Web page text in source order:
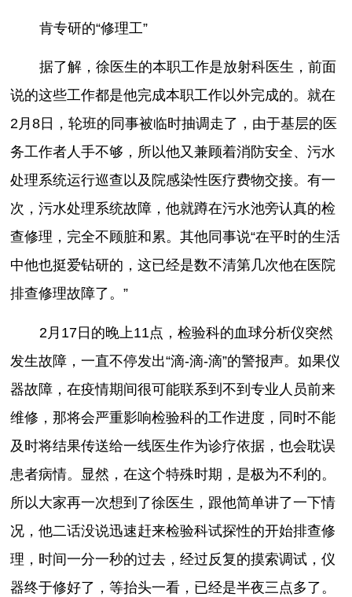
肯专研的“修理工”
据了解，徐医生的本职工作是放射科医生，前面
说的这些工作都是他完成本职工作以外完成的。就在
2月8日，轮班的同事被临时抽调走了，由于基层的医
务工作者人手不够，所以他又兼顾着消防安全、污水
处理系统运行巡查以及院感染性医疗费物交接。有一
次，污水处理系统故障，他就蹲在污水池旁认真的检
查修理，完全不顾脏和累。其他同事说“在平时的生活
中他也挺爱钻研的，这已经是数不清第几次他在医院
排查修理故障了。”
2月17日的晚上11点，检验科的血球分析仪突然
发生故障，一直不停发出“滴-滴-滴”的警报声。如果仪
器故障，在疫情期间很可能联系到不到专业人员前来
维修，那将会严重影响检验科的工作进度，同时不能
及时将结果传送给一线医生作为诊疗依据，也会耽误
患者病情。显然，在这个特殊时期，是极为不利的。
所以大家再一次想到了徐医生，跟他简单讲了一下情
况，他二话没说迅速赶来检验科试探性的开始排查修
理，时间一分一秒的过去，经过反复的摸索调试，仪
器终于修好了，等抬头一看，已经是半夜三点多了。